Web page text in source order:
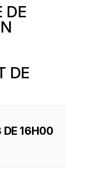
DE
DE
DE 16H00